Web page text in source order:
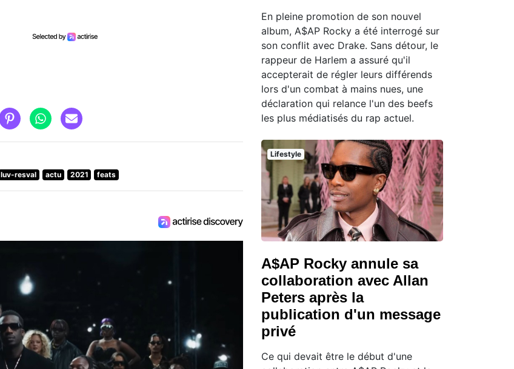
luv-resval actu 2021 feats
En pleine promotion de son nouvel
album, A$AP Rocky a été interrogé sur
son conflit avec Drake. Sans détour, le
rappeur de Harlem a assuré qu'il
accepterait de régler leurs différends
lors d'un combat à mains nues, une
déclaration qui relance l'un des beefs
les plus médiatisés du rap actuel.
Lifestyle
A$AP Rocky annule sa
collaboration avec Allan
Peters après la
publication d'un message
privé
Ce qui devait être le début d'une